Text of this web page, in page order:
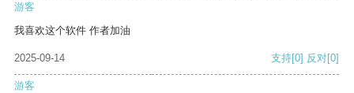
游客
我喜欢这个软件 作者加油
2025-09-14 支持[0] 反对[0]
游客